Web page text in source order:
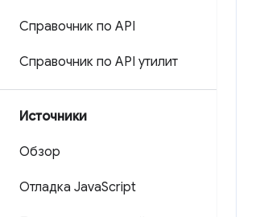
Справочник по API
Справочник по API утилит
Источники
Обзор
Отладка JavaScript